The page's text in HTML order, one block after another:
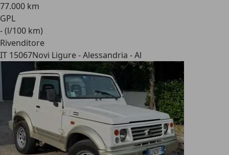
77.000 km
GPL
- (l/100 km)
Rivenditore
IT 15067Novi Ligure - Alessandria - Al